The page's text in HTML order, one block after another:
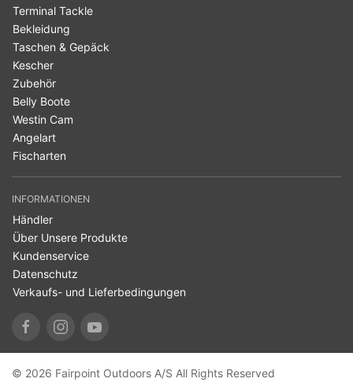
Terminal Tackle
Bekleidung
Taschen & Gepäck
Kescher
Zubehör
Belly Boote
Westin Cam
Angelart
Fischarten
INFORMATIONEN
Händler
Über Unsere Produkte
Kundenservice
Datenschutz
Verkaufs- und Lieferbedingungen
© 2026 Fairpoint Outdoors A/S All Rights Reserved